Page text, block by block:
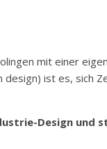
mit einer
design) ist es, sich
Design und